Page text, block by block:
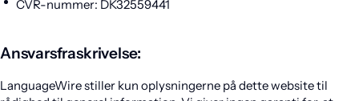
CVR-nummer: DK32559441
Ansvarsfraskrivelse:
LanguageWire stiller kun oplysningerne på dette website til